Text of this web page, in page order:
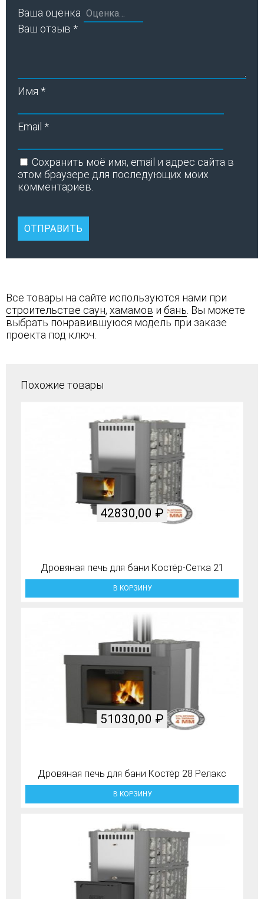
Ваша оценка
Ваш отзыв *
Имя *
Email *
Сохранить моё имя, email и адрес сайта в
этом браузере для последующих моих
комментариев.
Все товары на сайте используются нами при
строительстве саун, хамамов и бань . Вы можете
выбрать понравившуюся модель при заказе
проекта под ключ.
Похожие товары
Дровяная печь для бани Костёр-Сетка 21
42830,00 ₽
В КОРЗИНУ
Дровяная печь для бани Костёр 28 Релакс
51030,00 ₽
В КОРЗИНУ